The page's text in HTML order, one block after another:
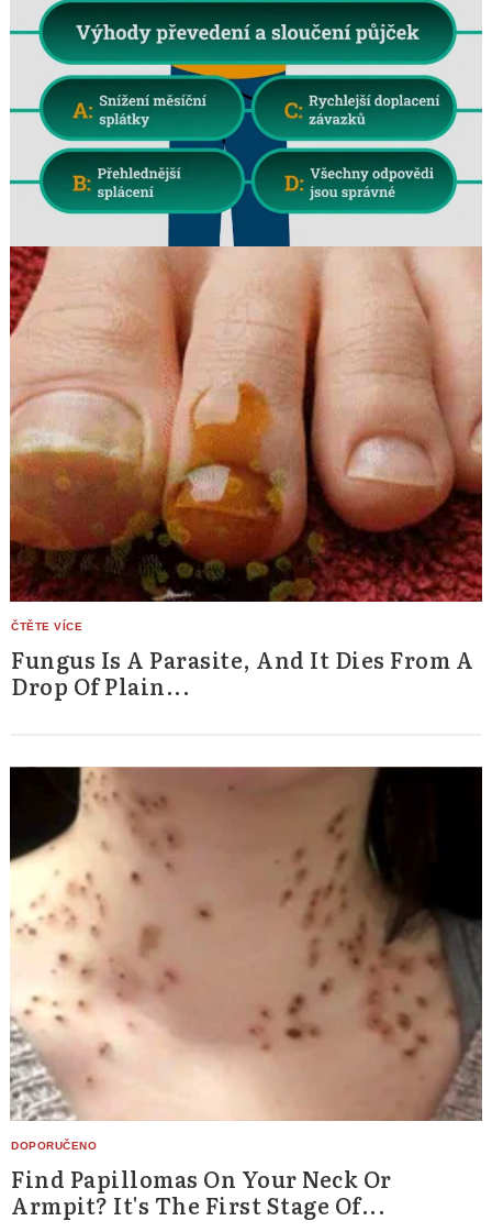
Fungus Is A Parasite, And It Dies From A
Drop Of Plain...
Find Papillomas On Your Neck Or
Armpit? It's The First Stage Of...